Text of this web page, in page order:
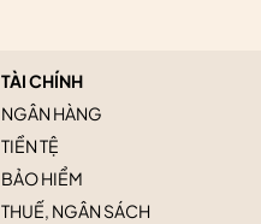
TÀI CHÍNH
NGÂN HÀNG
TIỀN TỆ
BẢO HIỂM
THUẾ, NGÂN SÁCH